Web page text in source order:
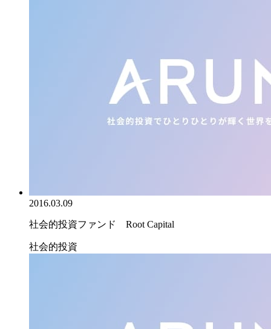
2016.03.09
社会的投資ファンド Root Capital
社会的投資